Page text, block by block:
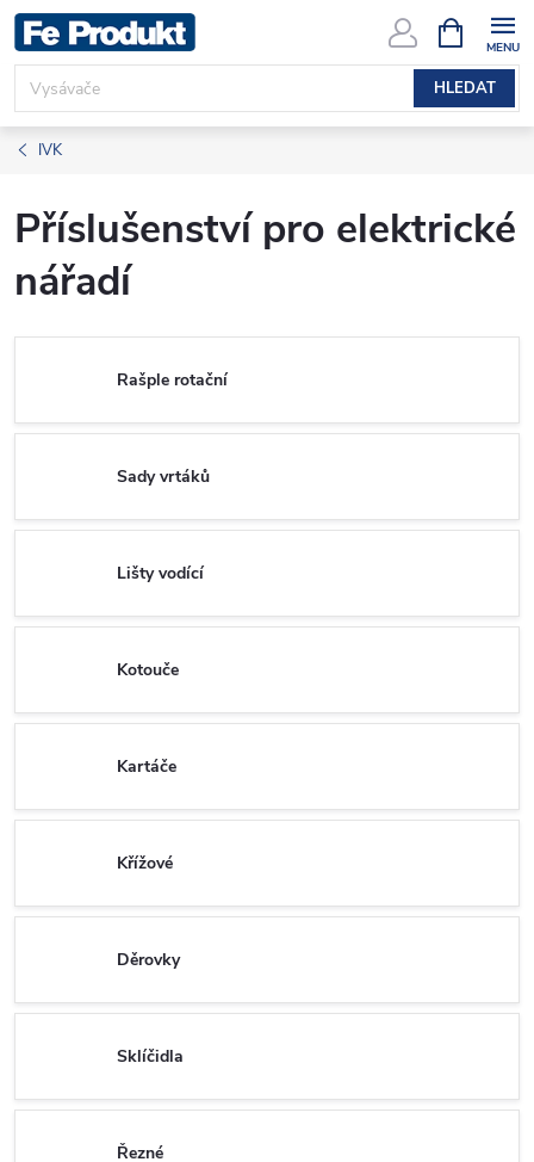
Přejít
na
obsah
HLEDAT
NÁKUPNÍ
KOŠÍK
IVK
Příslušenství pro elektrické
nářadí
Rašple rotační
Sady vrtáků
Lišty vodící
Kotouče
Kartáče
Křížové
Děrovky
Sklíčidla
Řezné